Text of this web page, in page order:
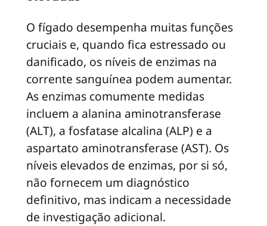
O fígado desempenha muitas funções
cruciais e, quando fica estressado ou
danificado, os níveis de enzimas na
corrente sanguínea podem aumentar.
As enzimas comumente medidas
incluem a alanina aminotransferase
(ALT), a fosfatase alcalina (ALP) e a
aspartato aminotransferase (AST). Os
níveis elevados de enzimas, por si só,
não fornecem um diagnóstico
definitivo, mas indicam a necessidade
de investigação adicional.